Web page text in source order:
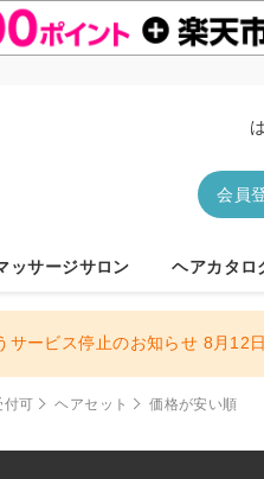
会員
ッサージサロン ヘアカタロ
サービス停止のお知らせ 8月12
付可 ヘアセット 価格が安い順